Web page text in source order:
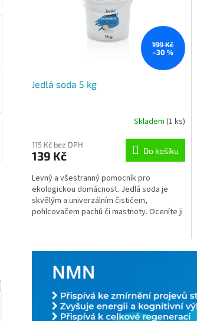
199 Kč
–30 %
Jedlá soda 5 kg
produktu
je
z
5
hvězdiček.
Skladem (1 ks)
115 Kč bez DPH
139 Kč Do košíku
Levný a všestranný pomocník pro
ekologickou domácnost. Jedlá soda je
skvělým a univerzálním čističem,
pohlcovačem pachů či mastnoty. Oceníte ji